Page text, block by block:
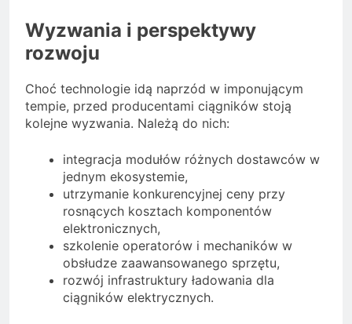
Wyzwania i perspektywy
rozwoju
Choć technologie idą naprzód w imponującym
tempie, przed producentami ciągników stoją
kolejne wyzwania. Należą do nich:
integracja modułów różnych dostawców w
jednym ekosystemie,
utrzymanie konkurencyjnej ceny przy
rosnących kosztach komponentów
elektronicznych,
szkolenie operatorów i mechaników w
obsłudze zaawansowanego sprzętu,
rozwój infrastruktury ładowania dla
ciągników elektrycznych.